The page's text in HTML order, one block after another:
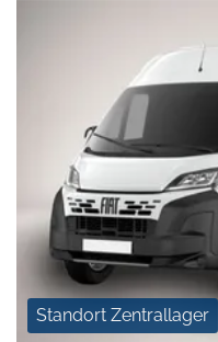
Standort Zentrallager